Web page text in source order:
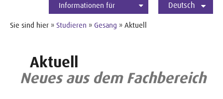
Informationen für
Studierende
Bewerber*innen
International
Presse
Alumni
Deutsch
Sie sind hier » Studieren » Gesang » Aktuell
Aktuell
Neues aus dem Fachbereich